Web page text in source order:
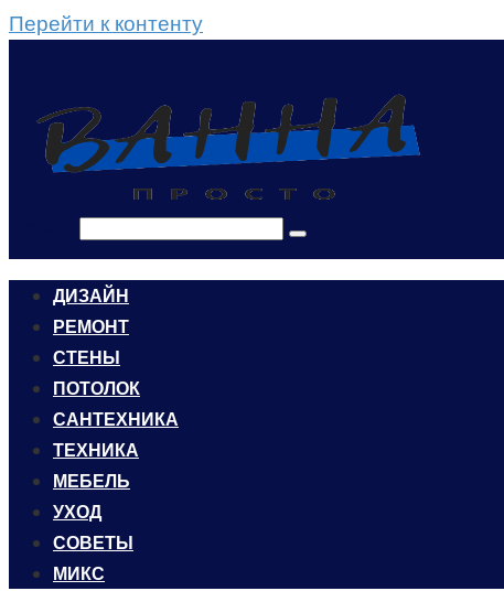
Перейти к контенту
ДИЗАЙН
РЕМОНТ
СТЕНЫ
ПОТОЛОК
САНТЕХНИКА
ТЕХНИКА
МЕБЕЛЬ
УХОД
CОВЕТЫ
МИКС